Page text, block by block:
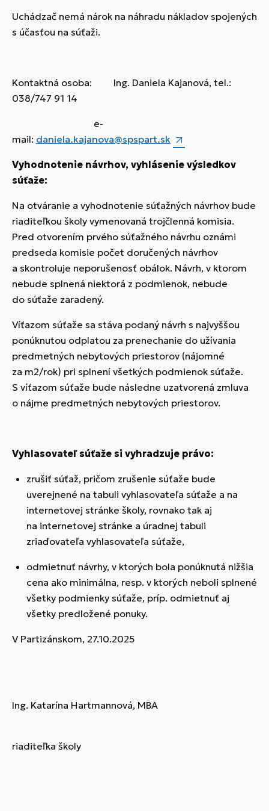
Uchádzač nemá nárok na náhradu nákladov spojených
s účasťou na súťaži.
Kontaktná osoba: Ing. Daniela Kajanová, tel.:
038/747 91 14
e-
mail: daniela.kajanova@spspart.sk
Vyhodnotenie návrhov, vyhlásenie výsledkov
súťaže:
Na otváranie a vyhodnotenie súťažných návrhov bude
riaditeľkou školy vymenovaná trojčlenná komisia.
Pred otvorením prvého súťažného návrhu oznámi
predseda komisie počet doručených návrhov
a skontroluje neporušenosť obálok. Návrh, v ktorom
nebude splnená niektorá z podmienok, nebude
do súťaže zaradený.
Víťazom súťaže sa stáva podaný návrh s najvyššou
ponúknutou odplatou za prenechanie do užívania
predmetných nebytových priestorov (nájomné
za m2/rok) pri splnení všetkých podmienok súťaže.
S víťazom súťaže bude následne uzatvorená zmluva
o nájme predmetných nebytových priestorov.
Vyhlasovateľ súťaže si vyhradzuje právo:
zrušiť súťaž, pričom zrušenie súťaže bude
uverejnené na tabuli vyhlasovateľa súťaže a na
internetovej stránke školy, rovnako tak aj
na internetovej stránke a úradnej tabuli
zriaďovateľa vyhlasovateľa súťaže,
odmietnuť návrhy, v ktorých bola ponúknutá nižšia
cena ako minimálna, resp. v ktorých neboli splnené
všetky podmienky súťaže, príp. odmietnuť aj
všetky predložené ponuky.
V Partizánskom, 27.10.2025
Ing. Katarína Hartmannová, MBA
riaditeľka školy